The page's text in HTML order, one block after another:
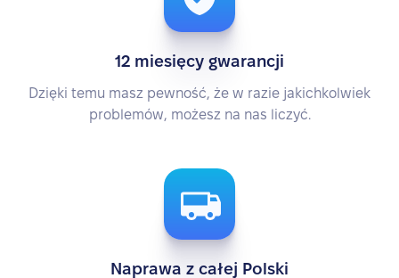
12 miesięcy gwarancji
Dzięki temu masz pewność, że w razie jakichkolwiek
problemów, możesz na nas liczyć.
Naprawa z całej Polski